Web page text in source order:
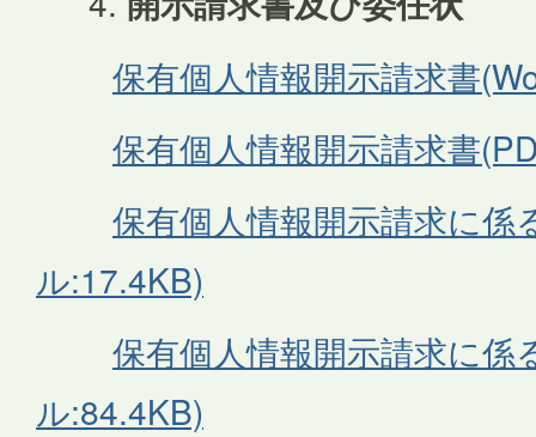
保有個人情報開示請求書
保有個人情報開示請求書
保有個人情報開示請求に係
ル:17.4KB)
保有個人情報開示請求に係
ル:84.4KB)